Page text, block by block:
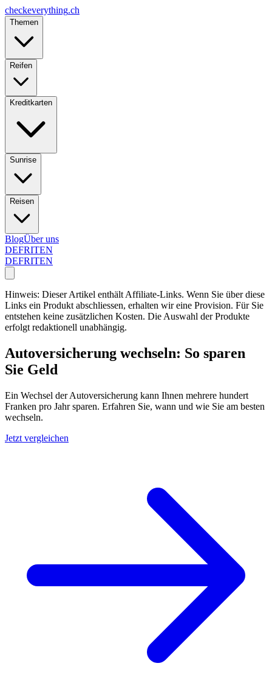
checkeverything.ch
Themen
Reifen
Kreditkarten
Sunrise
Reisen
BlogÜber uns
DEFRITEN
DEFRITEN
Hinweis: Dieser Artikel enthält Affiliate-Links. Wenn Sie über diese
Links ein Produkt abschliessen, erhalten wir eine Provision. Für Sie
entstehen keine zusätzlichen Kosten. Die Auswahl der Produkte
erfolgt redaktionell unabhängig.
Autoversicherung wechseln: So sparen
Sie Geld
Ein Wechsel der Autoversicherung kann Ihnen mehrere hundert
Franken pro Jahr sparen. Erfahren Sie, wann und wie Sie am besten
wechseln.
Jetzt vergleichen